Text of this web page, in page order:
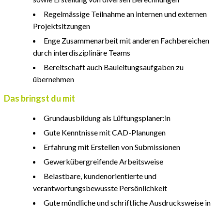
Regelmässige Teilnahme an internen und externen
Projektsitzungen
Enge Zusammenarbeit mit anderen Fachbereichen
durch interdisziplinäre Teams
Bereitschaft auch Bauleitungsaufgaben zu
übernehmen
Das bringst du mit
Grundausbildung als Lüftungsplaner:in
Gute Kenntnisse mit CAD-Planungen
Erfahrung mit Erstellen von Submissionen
Gewerkübergreifende Arbeitsweise
Belastbare, kundenorientierte und
verantwortungsbewusste Persönlichkeit
Gute mündliche und schriftliche Ausdrucksweise in